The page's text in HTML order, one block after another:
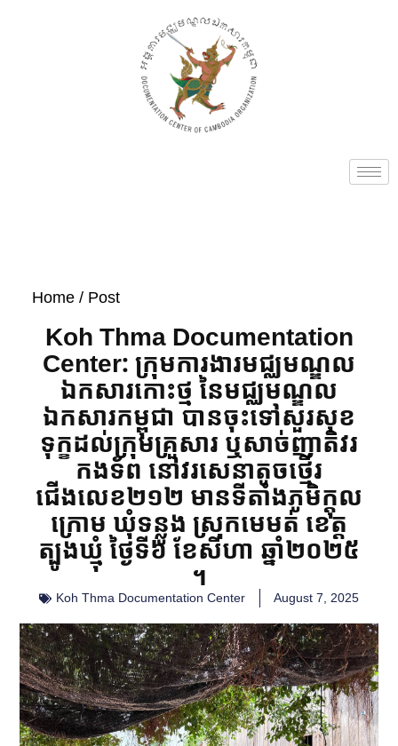
Home/ Post
Koh Thma Documentation
Center: ក្រុមការងារមជ្ឈមណ្ឌល
ឯកសារកោះថ្ម នៃមជ្ឈមណ្ឌល
ឯកសារកម្ពុជា បានចុះទៅសួរសុខ
ទុក្ខដល់ក្រុមគ្រួសារ ឬសាច់ញាតិវរ
កងទ័ព នៅវរសេនាតូចថ្មើរ
ជើងលេខ២១២ មានទីតាំងភូមិក្តុល
ក្រោម ឃុំទន្លូង ស្រុកមេមត់ ខេត្ត
ត្បូងឃ្មុំ ថ្ងៃទី៦ ខែសីហា ឆ្នាំ២០២៥
។
Koh Thma Documentation Center August 7, 2025